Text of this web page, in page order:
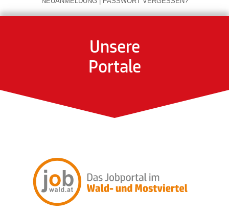
Unsere
Portale